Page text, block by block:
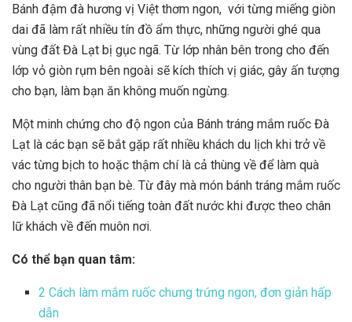
Bánh đậm đà hương vị Việt thơm ngon, với từng miếng giòn
dai đã làm rất nhiều tín đồ ẩm thực, những người ghé qua
vùng đất Đà Lạt bị gục ngã. Từ lớp nhân bên trong cho đến
lớp vỏ giòn rụm bên ngoài sẽ kích thích vị giác, gây ấn tượng
cho bạn, làm bạn ăn không muốn ngừng.
Một minh chứng cho độ ngon của Bánh tráng mắm ruốc Đà
Lạt là các bạn sẽ bắt gặp rất nhiều khách du lịch khi trở về
vác từng bịch to hoặc thậm chí là cả thùng về để làm quà
cho người thân bạn bè. Từ đây mà món bánh tráng mắm ruốc
Đà Lạt cũng đã nổi tiếng toàn đất nước khi được theo chân
lữ khách về đến muôn nơi.
Có thể bạn quan tâm:
2 Cách làm mắm ruốc chưng trứng ngon, đơn giản hấp
dẫn